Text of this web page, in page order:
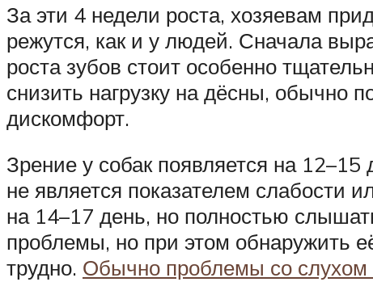
За эти 4 недели роста, хозяевам
режутся, как и у людей. Сначала
роста зубов стоит особенно
снизить нагрузку на дёсны, обычно
дискомфорт.
Зрение у собак появляется на
не является показателем слабости
на 14–17 день, но полностью
проблемы, но при этом обнаружить
трудно. Обычно проблемы со слухом